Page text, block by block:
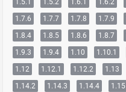
1.5.1
1.5.2 1.6.1 1.6.2
1.7.6
1.7.7 1.7.8 1.7.9
1.8.4
1.8.5 1.8.6 1.8.7
1.9.3
1.9.4 1.10 1.10.1
1.12
1.12.1 1.12.2 1.13
1.14.2
1.14.3 1.14.4 1.15